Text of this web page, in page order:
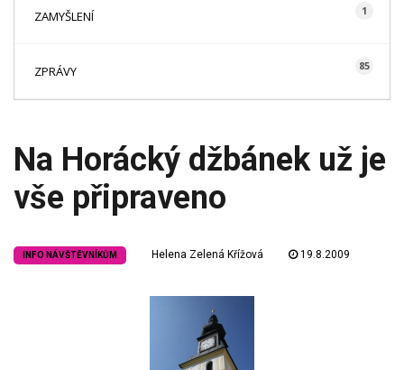
ZAMYŠLENÍ 1
ZPRÁVY 85
Na Horácký džbánek už je
vše připraveno
INFO NÁVŠTĚVNÍKŮM Helena Zelená Křížová 19.8.2009